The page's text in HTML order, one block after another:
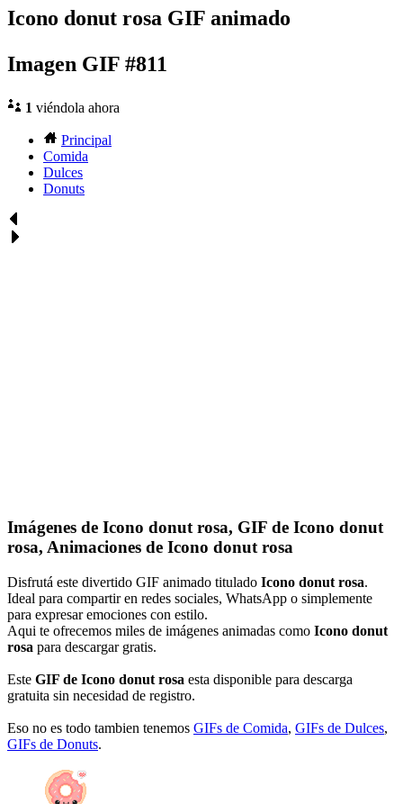
Icono donut rosa GIF animado
Imagen GIF #811
1 viéndola ahora
Principal
Comida
Dulces
Donuts
Imágenes de Icono donut rosa, GIF de Icono donut
rosa, Animaciones de Icono donut rosa
Disfrutá este divertido GIF animado titulado Icono donut rosa.
Ideal para compartir en redes sociales, WhatsApp o simplemente
para expresar emociones con estilo.
Aqui te ofrecemos miles de imágenes animadas como Icono donut
rosa para descargar gratis.
Este GIF de Icono donut rosa esta disponible para descarga
gratuita sin necesidad de registro.
Eso no es todo tambien tenemos GIFs de Comida, GIFs de Dulces,
GIFs de Donuts.